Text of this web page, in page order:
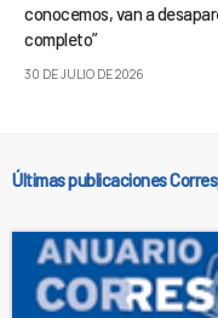
conocemos, van a
completo”
30 DE JULIO DE 2026
Últimas publicaciones